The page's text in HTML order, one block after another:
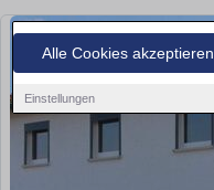
Alle Cookies akzeptieren
Einstellungen